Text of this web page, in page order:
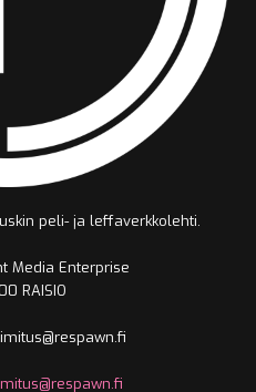
peli- ja leffaverkkolehti.
Media Enterprise
RAISIO